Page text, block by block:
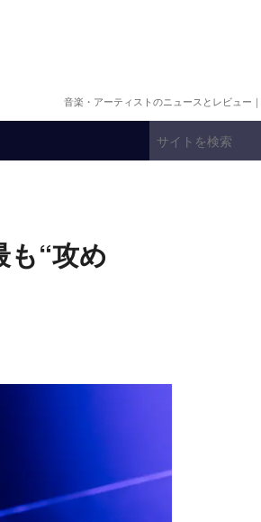
音楽・アーティストのニュースとレビュー
“攻め